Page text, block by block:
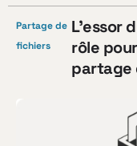
Partage de
fichiers
L’essor
rôle
partage